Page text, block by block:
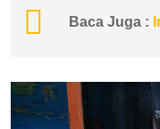
Baca Juga :